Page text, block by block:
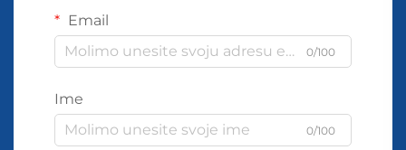
Email
0/100
Ime
0/100